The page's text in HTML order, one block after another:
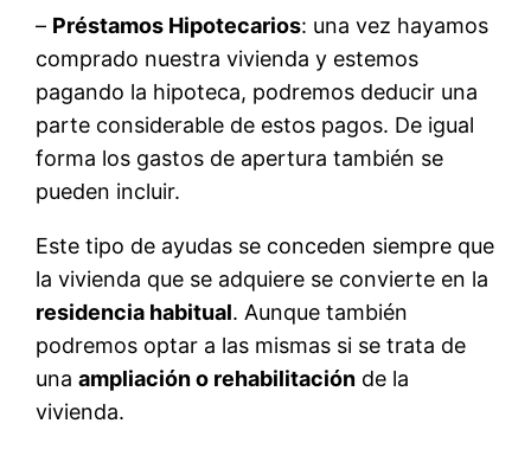
– Préstamos Hipotecarios: una vez hayamos
comprado nuestra vivienda y estemos
pagando la hipoteca, podremos deducir una
parte considerable de estos pagos. De igual
forma los gastos de apertura también se
pueden incluir.
Este tipo de ayudas se conceden siempre que
la vivienda que se adquiere se convierte en la
residencia habitual. Aunque también
podremos optar a las mismas si se trata de
unaampliación o rehabilitación de la
vivienda.